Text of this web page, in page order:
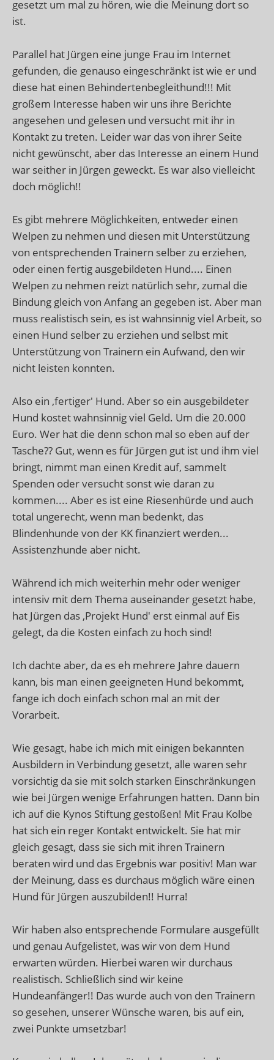
gesetzt um mal zu hören, wie die Meinung dort so
ist.
Parallel hat Jürgen eine junge Frau im Internet
gefunden, die genauso eingeschränkt ist wie er und
diese hat einen Behindertenbegleithund!!! Mit
großem Interesse haben wir uns ihre Berichte
angesehen und gelesen und versucht mit ihr in
Kontakt zu treten. Leider war das von ihrer Seite
nicht gewünscht, aber das Interesse an einem Hund
war seither in Jürgen geweckt. Es war also vielleicht
doch möglich!!
Es gibt mehrere Möglichkeiten, entweder einen
Welpen zu nehmen und diesen mit Unterstützung
von entsprechenden Trainern selber zu erziehen,
oder einen fertig ausgebildeten Hund.... Einen
Welpen zu nehmen reizt natürlich sehr, zumal die
Bindung gleich von Anfang an gegeben ist. Aber man
muss realistisch sein, es ist wahnsinnig viel Arbeit, so
einen Hund selber zu erziehen und selbst mit
Unterstützung von Trainern ein Aufwand, den wir
nicht leisten konnten.
Also ein ,fertiger' Hund. Aber so ein ausgebildeter
Hund kostet wahnsinnig viel Geld. Um die 20.000
Euro. Wer hat die denn schon mal so eben auf der
Tasche?? Gut, wenn es für Jürgen gut ist und ihm viel
bringt, nimmt man einen Kredit auf, sammelt
Spenden oder versucht sonst wie daran zu
kommen.... Aber es ist eine Riesenhürde und auch
total ungerecht, wenn man bedenkt, das
Blindenhunde von der KK finanziert werden...
Assistenzhunde aber nicht.
Während ich mich weiterhin mehr oder weniger
intensiv mit dem Thema auseinander gesetzt habe,
hat Jürgen das ,Projekt Hund' erst einmal auf Eis
gelegt, da die Kosten einfach zu hoch sind!
Ich dachte aber, da es eh mehrere Jahre dauern
kann, bis man einen geeigneten Hund bekommt,
fange ich doch einfach schon mal an mit der
Vorarbeit.
Wie gesagt, habe ich mich mit einigen bekannten
Ausbildern in Verbindung gesetzt, alle waren sehr
vorsichtig da sie mit solch starken Einschränkungen
wie bei Jürgen wenige Erfahrungen hatten. Dann bin
ich auf die Kynos Stiftung gestoßen! Mit Frau Kolbe
hat sich ein reger Kontakt entwickelt. Sie hat mir
gleich gesagt, dass sie sich mit ihren Trainern
beraten wird und das Ergebnis war positiv! Man war
der Meinung, dass es durchaus möglich wäre einen
Hund für Jürgen auszubilden!! Hurra!
Wir haben also entsprechende Formulare ausgefüllt
und genau Aufgelistet, was wir von dem Hund
erwarten würden. Hierbei waren wir durchaus
realistisch. Schließlich sind wir keine
Hundeanfänger!! Das wurde auch von den Trainern
so gesehen, unserer Wünsche waren, bis auf ein,
zwei Punkte umsetzbar!